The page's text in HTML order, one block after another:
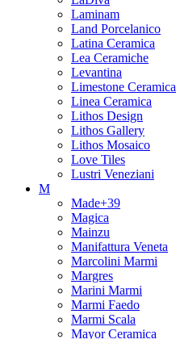
Laminam
Land Porcelanico
Latina Ceramica
Lea Ceramiche
Levantina
Limestone Ceramica
Linea Ceramica
Lithos Design
Lithos Gallery
Lithos Mosaico
Love Tiles
Lustri Veneziani
M
Made+39
Magica
Mainzu
Manifattura Veneta
Marcolini Marmi
Margres
Marini Marmi
Marmi Faedo
Marmi Scala
Mayor Ceramica